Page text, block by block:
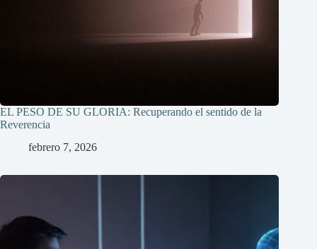
EL PESO DE SU GLORIA: Recuperando el sentido de la
Reverencia
febrero 7, 2026